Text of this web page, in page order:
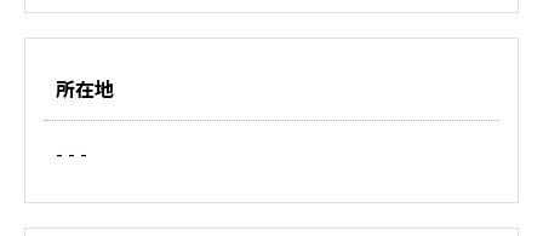
所在地
- - -